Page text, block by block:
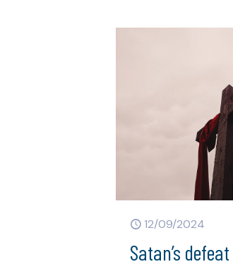
12/09/2024
Satan’s defeat